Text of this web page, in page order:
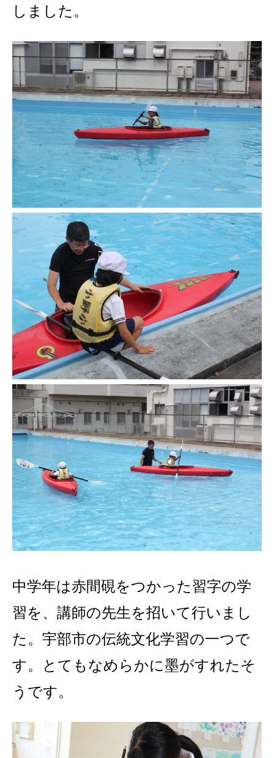
しました。
中学年は赤間硯をつかった習字の学
習を、講師の先生を招いて行いまし
た。宇部市の伝統文化学習の一つで
す。とてもなめらかに墨がすれたそ
うです。